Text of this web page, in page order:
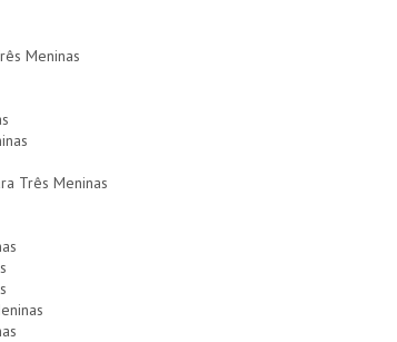
Meninas
Três Meninas